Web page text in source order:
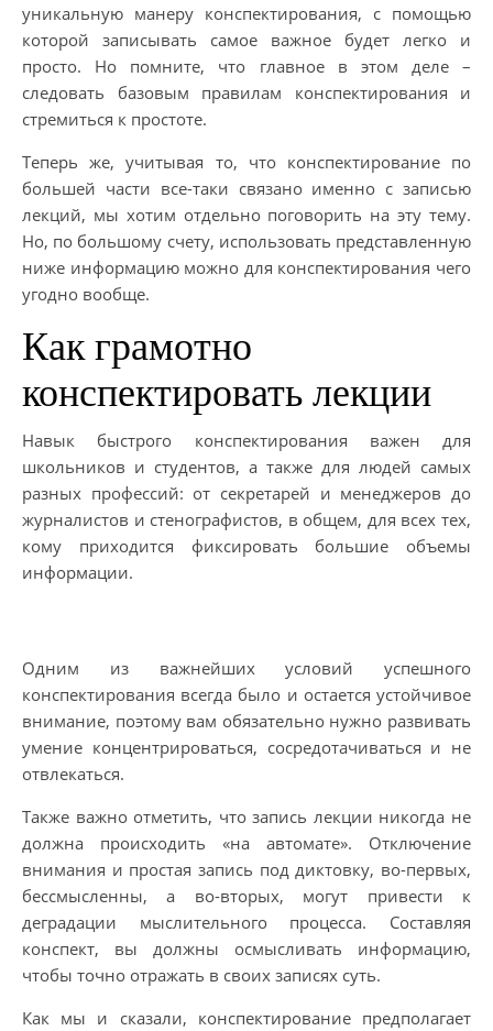
уникальную манеру конспектирования, с помощью
которой записывать самое важное будет легко и
просто. Но помните, что главное в этом деле –
следовать базовым правилам конспектирования и
стремиться к простоте.
Теперь же, учитывая то, что конспектирование по
большей части все-таки связано именно с записью
лекций, мы хотим отдельно поговорить на эту тему.
Но, по большому счету, использовать представленную
ниже информацию можно для конспектирования чего
угодно вообще.
Как грамотно
конспектировать лекции
Навык быстрого конспектирования важен для
школьников и студентов, а также для людей самых
разных профессий: от секретарей и менеджеров до
журналистов и стенографистов, в общем, для всех тех,
кому приходится фиксировать большие объемы
информации.
Одним из важнейших условий успешного
конспектирования всегда было и остается устойчивое
внимание, поэтому вам обязательно нужно развивать
умение концентрироваться, сосредотачиваться и не
отвлекаться.
Также важно отметить, что запись лекции никогда не
должна происходить «на автомате». Отключение
внимания и простая запись под диктовку, во-первых,
бессмысленны, а во-вторых, могут привести к
деградации мыслительного процесса. Составляя
конспект, вы должны осмысливать информацию,
чтобы точно отражать в своих записях суть.
Как мы и сказали, конспектирование предполагает